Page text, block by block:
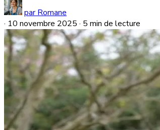
par Romane
· 10 novembre 2025 · 5 min de lecture